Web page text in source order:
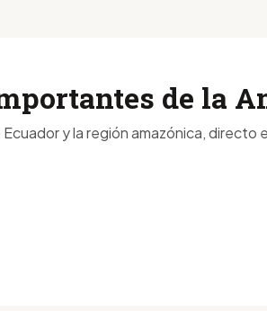
de la
y la región amazónica, directo